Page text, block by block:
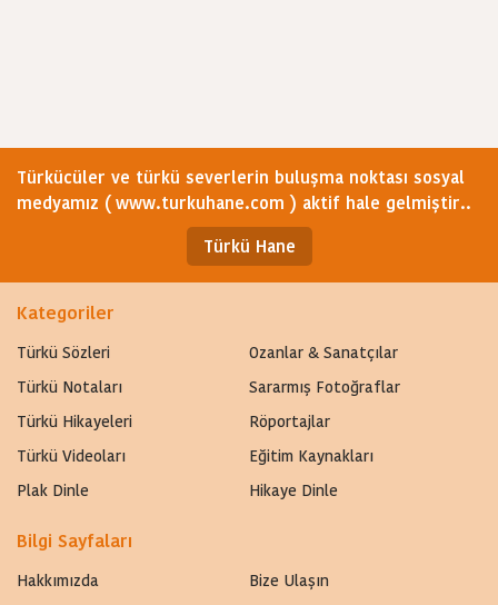
Türkücüler ve türkü severlerin buluşma noktası sosyal
medyamız ( www.turkuhane.com ) aktif hale gelmiştir..
Türkü Hane
Kategoriler
Türkü Sözleri
Ozanlar & Sanatçılar
Türkü Notaları
Sararmış Fotoğraflar
Türkü Hikayeleri
Röportajlar
Türkü Videoları
Eğitim Kaynakları
Plak Dinle
Hikaye Dinle
Bilgi Sayfaları
Hakkımızda
Bize Ulaşın